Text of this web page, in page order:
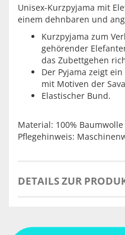
Unisex-Kurzpyjama mit
einem dehnbaren und
Kurzpyjama zum
gehörender
das Zubettgehen
Der Pyjama zeigt
mit Motiven der
Elastischer Bund.
Material: 100% Baumwolle
Pflegehinweis:
DETAILS ZUR